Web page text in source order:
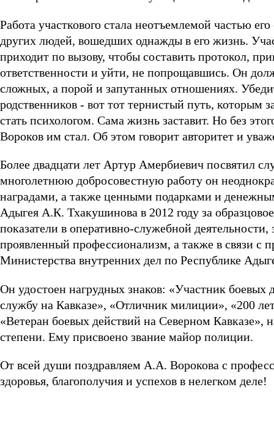
Работа участкового стала неотъемлемой частью
других людей, вошедших однажды в его жизнь.
приходит по вызову, чтобы составить протокол,
ответственности и уйти, не попрощавшись. Он
сложных, а порой и запутанных отношениях.
родственников - вот тот тернистый путь, которым
стать психологом. Сама жизнь заставит. Но без
Вороков им стал. Об этом говорит авторитет и
Более двадцати лет Артур Амербиевич посвятил
многолетнюю добросовестную работу он
наградами, а также ценными подарками и
Адыгея А.К. Тхакушинова в 2012 году за
показатели в оперативно-служебной
проявленный профессионализм, а также в связи с
Министерства внутренних дел по Республике
Он удостоен нагрудных знаков: «Участник боевых
службу на Кавказе», «Отличник милиции», «200
«Ветеран боевых действий на Северном
степени. Ему присвоено звание майор полиции.
От всей души поздравляем А.А. Ворокова с
здоровья, благополучия и успехов в нелегком деле!